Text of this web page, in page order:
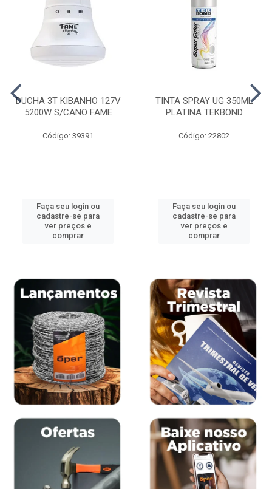
DUCHA 3T KIBANHO 127V
5200W S/CANO FAME
Código: 39391
Faça seu login ou
cadastre-se para
ver preços e
comprar
TINTA SPRAY UG 350ML
PLATINA TEKBOND
Código: 22802
Faça seu login ou
cadastre-se para
ver preços e
comprar